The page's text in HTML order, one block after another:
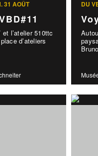
31 AOÛT
l’atelier 510ttc
d’ateliers
DU